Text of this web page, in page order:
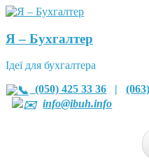
Я – Бухгалтер
Ідеї для бухгалтера
(050) 425 33 36 |
info@ibuh.info